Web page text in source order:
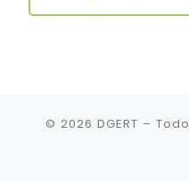
© 2026 DGERT –